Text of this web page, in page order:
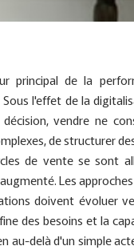
principal de la
l'effet de la
vendre ne
de structurer
de vente se sont
Les
doivent évoluer
des besoins et la
au-delà d'un simple